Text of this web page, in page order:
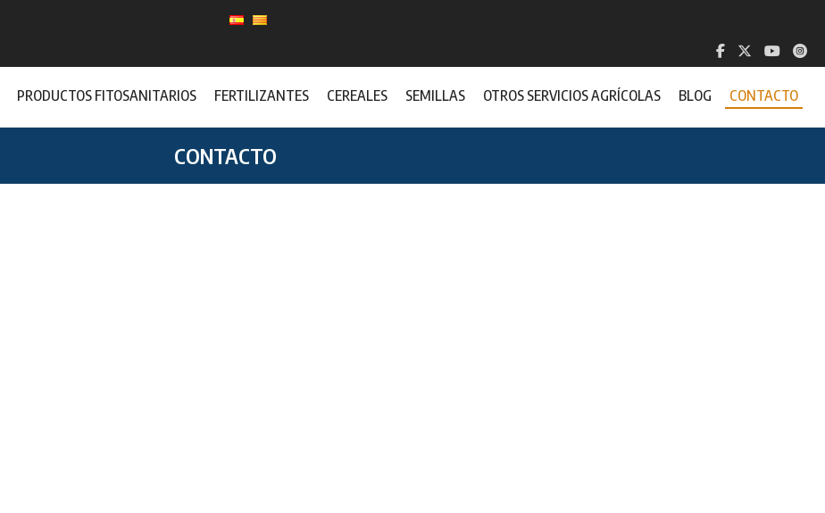
PRODUCTOS FITOSANITARIOS FERTILIZANTES CEREALES SEMILLAS OTROS SERVICIOS AGRÍCOLAS BLOG CONTACTO
CONTACTO